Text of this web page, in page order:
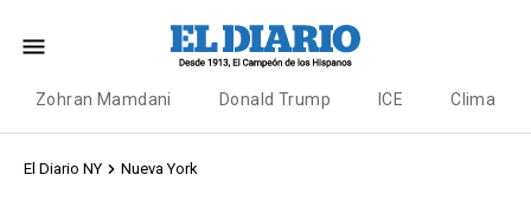
Zohran Mamdani Donald Trump ICE Clima
El Diario NY Nueva York